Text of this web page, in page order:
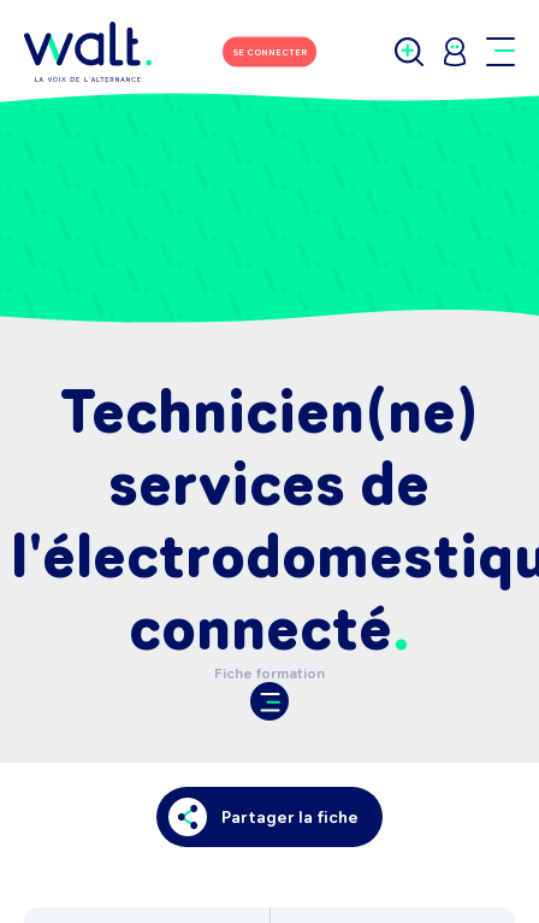
SE CONNECTER
Technicien(ne)
services de
connecté
Fiche formation
Partager la fiche